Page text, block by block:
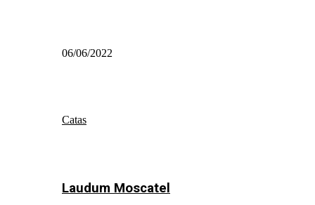
06/06/2022
Catas
Laudum Moscatel